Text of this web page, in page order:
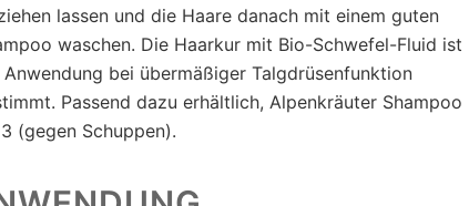
lassen und die Haare danach mit einem guten
waschen. Die Haarkur mit Bio-Schwefel-Fluid ist
Anwendung bei übermäßiger Talgdrüsenfunktion
Passend dazu erhältlich, Alpenkräuter Shampoo
(gegen Schuppen).